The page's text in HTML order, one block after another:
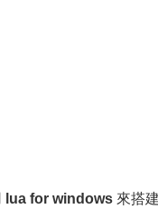
lua for windows 來搭